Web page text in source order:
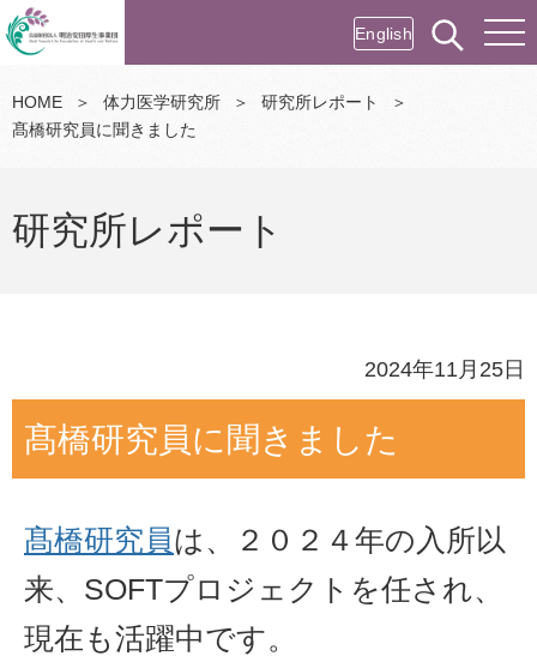
English
HOME ＞ 体力医学研究所 ＞ 研究所レポート
＞
髙橋研究員に聞きました
研究所レポート
2024年11月25日
髙橋研究員に聞きました
髙橋研究員は、２０２４年の入所以
来、SOFTプロジェクトを任され、
現在も活躍中です。